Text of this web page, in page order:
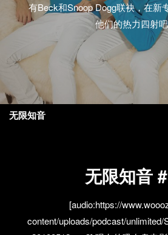
有Beck和Snoop Dogg联袂，在新
他们的热力四射
无限知音
[audio:https://
content/uploads/podcast/unlimited/
无限知音